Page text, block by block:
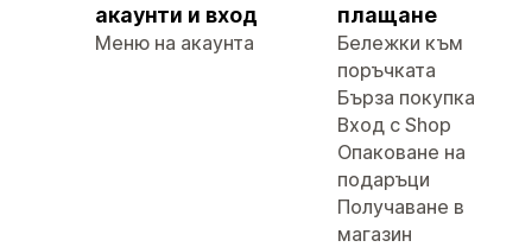
акаунти и вход
Меню на акаунта
плащане
Бележки към
поръчката
Бърза покупка
Вход с Shop
Опаковане на
подаръци
Получаване в
магазин